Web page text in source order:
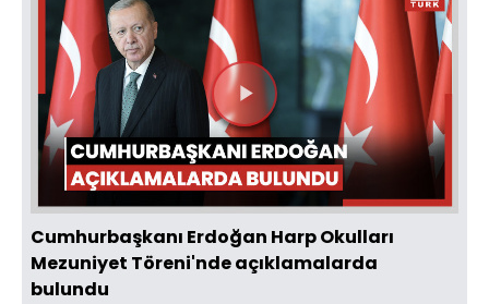
Videoyu
Oynat
Cumhurbaşkanı Erdoğan Harp Okulları
Mezuniyet Töreni'nde açıklamalarda
bulundu